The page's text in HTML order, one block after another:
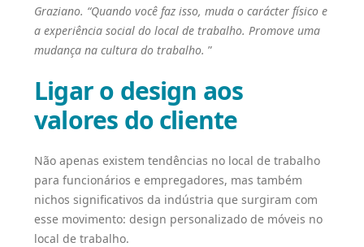
Graziano. “Quando você faz isso, muda o carácter físico e
a experiência social do local de trabalho. Promove uma
mudança na cultura do trabalho. ”
Ligar o design aos
valores do cliente
Não apenas existem tendências no local de trabalho
para funcionários e empregadores, mas também
nichos significativos da indústria que surgiram com
esse movimento: design personalizado de móveis no
local de trabalho.